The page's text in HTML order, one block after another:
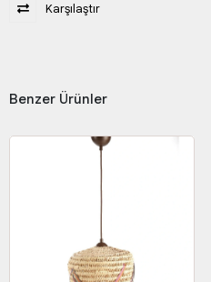
Karşılaştır
Benzer Ürünler